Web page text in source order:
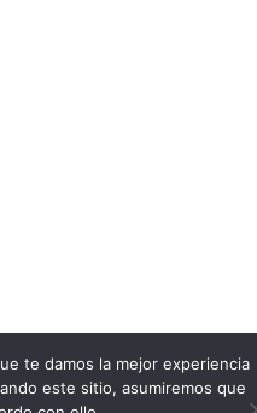
te damos la mejor experiencia
este sitio, asumiremos que